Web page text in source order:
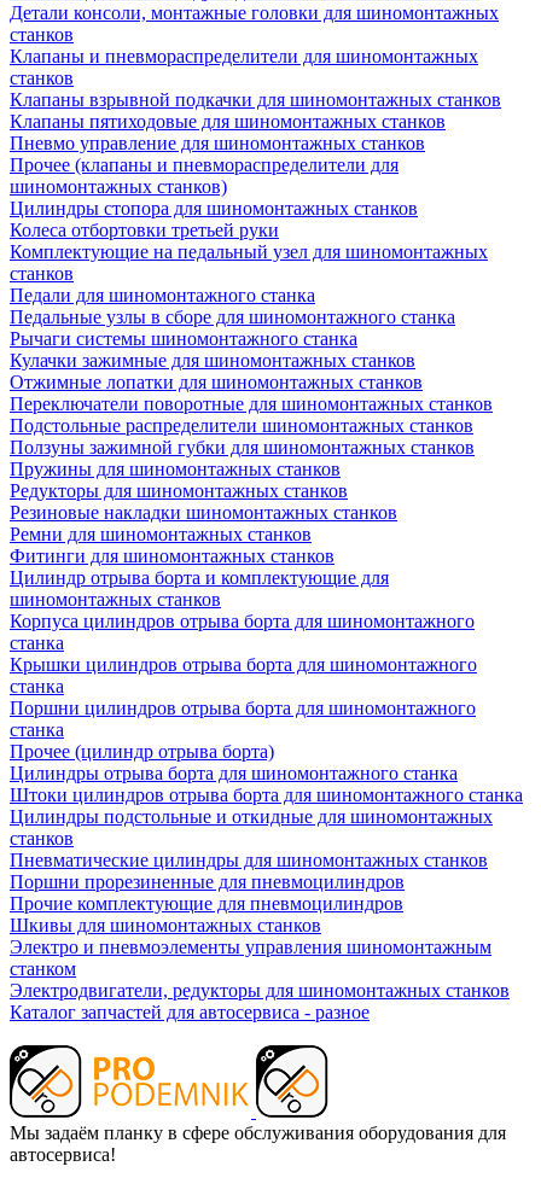
Детали консоли, монтажные головки для шиномонтажных
станков
Клапаны и пневмораспределители для шиномонтажных
станков
Клапаны взрывной подкачки для шиномонтажных станков
Клапаны пятиходовые для шиномонтажных станков
Пневмо управление для шиномонтажных станков
Прочее (клапаны и пневмораспределители для
шиномонтажных станков)
Цилиндры стопора для шиномонтажных станков
Колеса отбортовки третьей руки
Комплектующие на педальный узел для шиномонтажных
станков
Педали для шиномонтажного станка
Педальные узлы в сборе для шиномонтажного станка
Рычаги системы шиномонтажного станка
Кулачки зажимные для шиномонтажных станков
Отжимные лопатки для шиномонтажных станков
Переключатели поворотные для шиномонтажных станков
Подстольные распределители шиномонтажных станков
Ползуны зажимной губки для шиномонтажных станков
Пружины для шиномонтажных станков
Редукторы для шиномонтажных станков
Резиновые накладки шиномонтажных станков
Ремни для шиномонтажных станков
Фитинги для шиномонтажных станков
Цилиндр отрыва борта и комплектующие для
шиномонтажных станков
Корпуса цилиндров отрыва борта для шиномонтажного
станка
Крышки цилиндров отрыва борта для шиномонтажного
станка
Поршни цилиндров отрыва борта для шиномонтажного
станка
Прочее (цилиндр отрыва борта)
Цилиндры отрыва борта для шиномонтажного станка
Штоки цилиндров отрыва борта для шиномонтажного станка
Цилиндры подстольные и откидные для шиномонтажных
станков
Пневматические цилиндры для шиномонтажных станков
Поршни прорезиненные для пневмоцилиндров
Прочие комплектующие для пневмоцилиндров
Шкивы для шиномонтажных станков
Электро и пневмоэлементы управления шиномонтажным
станком
Электродвигатели, редукторы для шиномонтажных станков
Каталог запчастей для автосервиса - разное
Мы задаём планку в сфере обслуживания оборудования для
автосервиса!